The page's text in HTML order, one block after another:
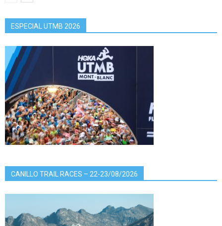
ESPECIAL UTMB 2026
CANILLO TRAIL RACES – 22-23/08/2026